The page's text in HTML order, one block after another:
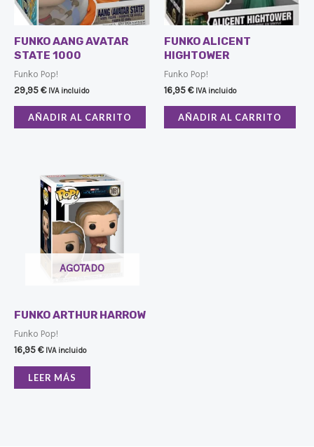
FUNKO AANG AVATAR
STATE 1000
Funko Pop!
29,95€ IVA incluido
AÑADIR AL CARRITO
FUNKO ALICENT
HIGHTOWER
Funko Pop!
16,95€ IVA incluido
AÑADIR AL CARRITO
AGOTADO
FUNKO ARTHUR HARROW
Funko Pop!
16,95€ IVA incluido
LEER MÁS